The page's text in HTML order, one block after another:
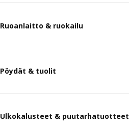
Ruoanlaitto & ruokailu
Pöydät & tuolit
Ulkokalusteet & puutarhatuotteet